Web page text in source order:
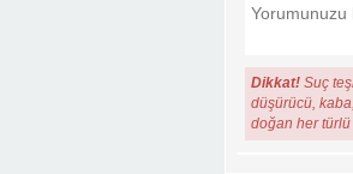
Dikkat! Suç
düşürücü,
doğan her